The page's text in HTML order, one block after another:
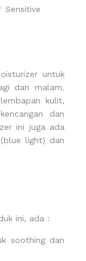
Sensitive
untuk
dan malam.
kulit,
dan
ini juga ada
light) dan
ini, ada :
soothing dan